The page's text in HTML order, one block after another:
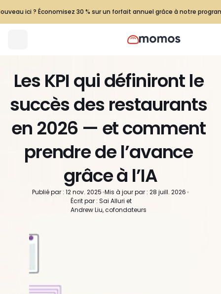
Les KPI qui définiront le
succès des restaurants
en 2026 — et comment
prendre de l’avance
grâce à l’IA
Publié par : 12 nov. 2025 Mis à jour par : 28 juill. 2026
Écrit par : Sai Alluri et
Andrew Liu, cofondateurs
ici ? Économisez 30 % sur un forfait annuel grâce à notre